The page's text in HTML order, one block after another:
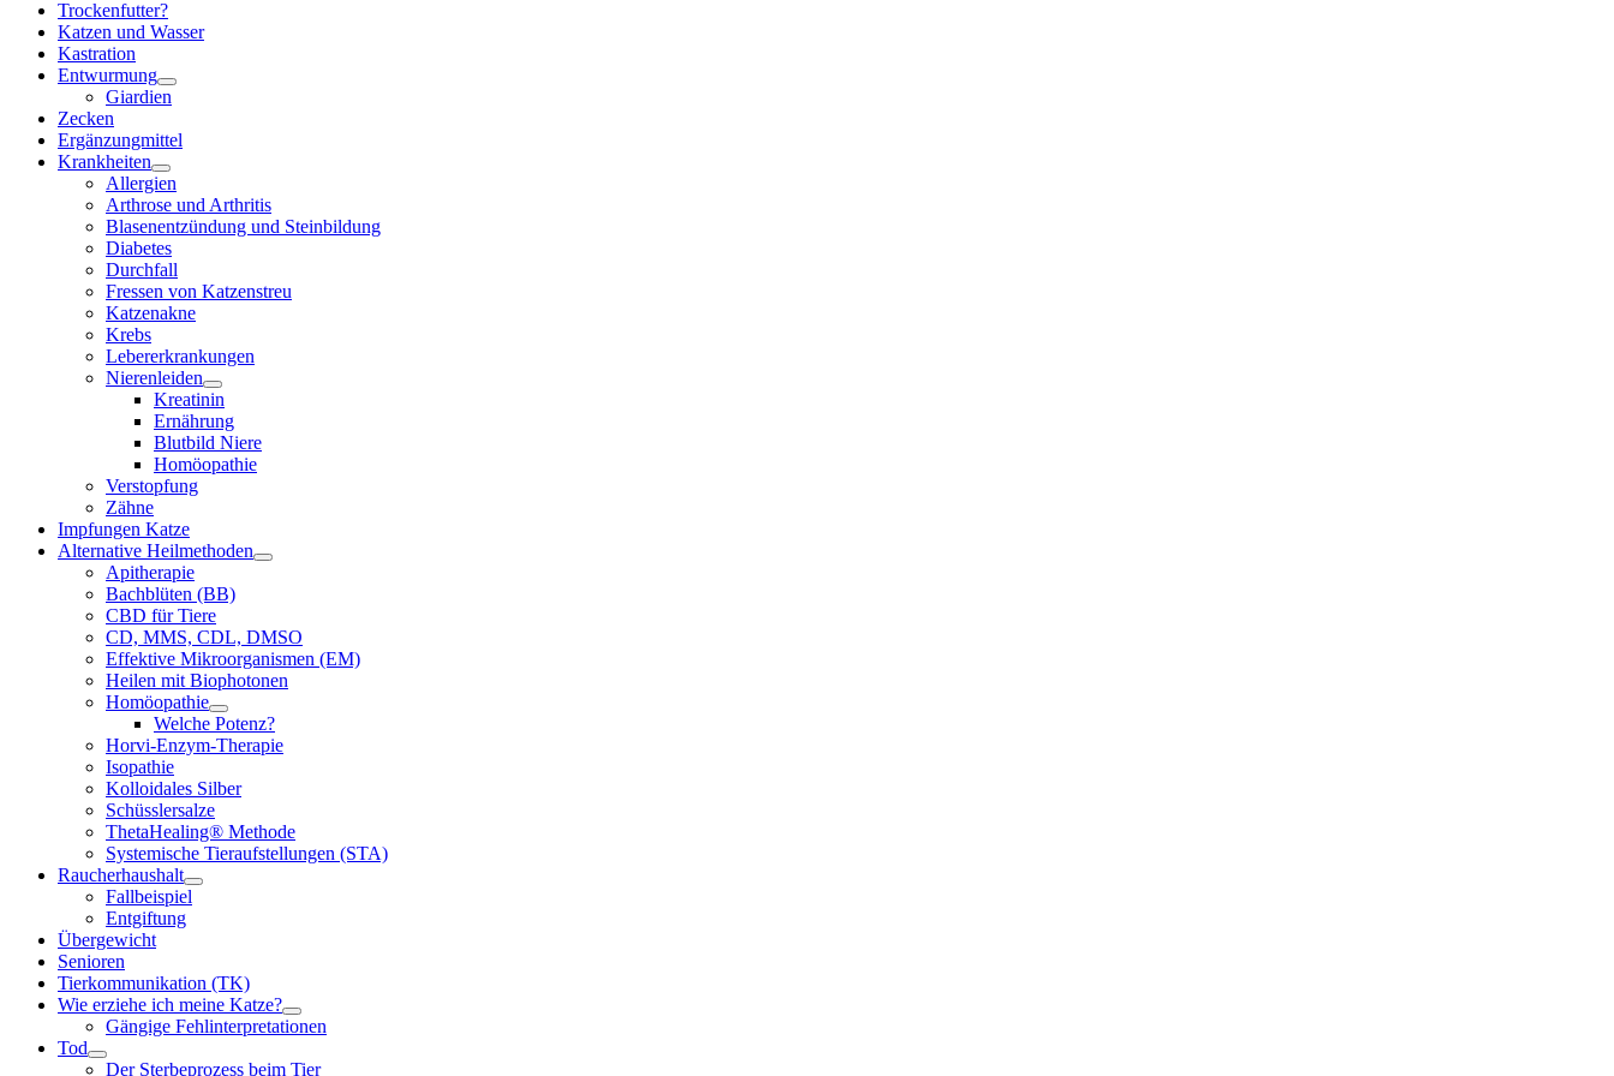
Trockenfutter?
Katzen und Wasser
Kastration
Entwurmung
Giardien
Zecken
Ergänzungmittel
Krankheiten
Allergien
Arthrose und Arthritis
Blasenentzündung und Steinbildung
Diabetes
Durchfall
Fressen von Katzenstreu
Katzenakne
Krebs
Lebererkrankungen
Nierenleiden
Kreatinin
Ernährung
Blutbild Niere
Homöopathie
Verstopfung
Zähne
Impfungen Katze
Alternative Heilmethoden
Apitherapie
Bachblüten (BB)
CBD für Tiere
CD, MMS, CDL, DMSO
Effektive Mikroorganismen (EM)
Heilen mit Biophotonen
Homöopathie
Welche Potenz?
Horvi-Enzym-Therapie
Isopathie
Kolloidales Silber
Schüsslersalze
ThetaHealing® Methode
Systemische Tieraufstellungen (STA)
Raucherhaushalt
Fallbeispiel
Entgiftung
Übergewicht
Senioren
Tierkommunikation (TK)
Wie erziehe ich meine Katze?
Gängige Fehlinterpretationen
Tod
Der Sterbeprozess beim Tier